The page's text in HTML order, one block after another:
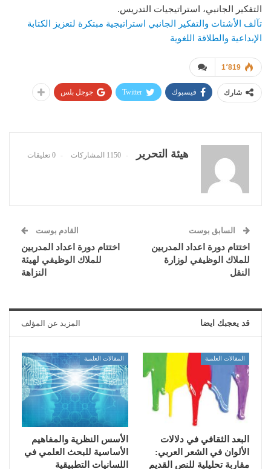
التفكير الجانبي، استراتيجيات التدريس.
تآلف الأشتات والتفكير الجانبي استراتيجية مبتكرة لتعزيز الكتابة
الإبداعية والطلاقة اللغوية
1٬819
شارك فيسبوك Twitter جوجل بلس
هيئة التحرير 1150 المشاركات 0 تعليقات
السابق بوست
اختتام دورة اعداد المدربين
للملاك الوظيفي لوزارة
النقل
القادم بوست
اختتام دورة اعداد المدربين
للملاك الوظيفي لهيئة
النزاهة
قد يعجبك ايضا المزيد عن المؤلف
المقالات العلمية
البعد الثقافي في دلالات
الألوان في الشعر العربي:
مقاربة تحليلية للنص القديم
المقالات العلمية
الأسس النظرية والمفاهيم
الأساسية للبحث العلمي في
اللسانيات التطبيقية